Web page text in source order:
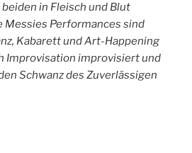
in Fleisch und Blut
Messies Performances sind
Kabarett und Art-Happening
Improvisation improvisiert und
Schwanz des Zuverlässigen